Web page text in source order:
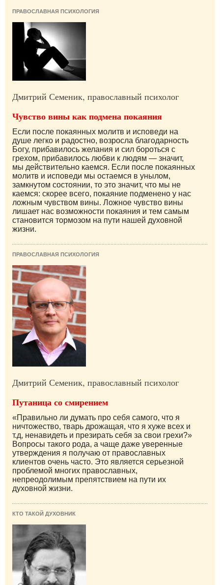
ПРАВОСЛАВНАЯ ПСИХОЛОГИЯ
Дмитрий Семеник, православный психолог
Чувство вины как подмена покаяния
Если после покаянных молитв и исповеди на
душе легко и радостно, возросла благодарность
Богу, прибавилось желания и сил бороться с
грехом, прибавилось любви к людям — значит,
мы действительно каемся. Если после покаянных
молитв и исповеди мы остаемся в унылом,
замкнутом состоянии, то это значит, что мы не
каемся: скорее всего, покаяние подменено у нас
ложным чувством вины. Ложное чувство вины
лишает нас возможности покаяния и тем самым
становится тормозом на пути нашей духовной
жизни.
ПРАВОСЛАВНАЯ ПСИХОЛОГИЯ
Дмитрий Семеник, православный психолог
Путаница со смирением
«Правильно ли думать про себя самого, что я
ничтожество, тварь дрожащая, что я хуже всех и
т.д, ненавидеть и презирать себя за свои грехи?»
Вопросы такого рода, а чаще даже уверенные
утверждения я получаю от православных
клиентов очень часто. Это является серьезной
проблемой многих православных,
непреодолимым препятствием на пути их
духовной жизни.
КТО ТАКОЙ ДУХОВНИК